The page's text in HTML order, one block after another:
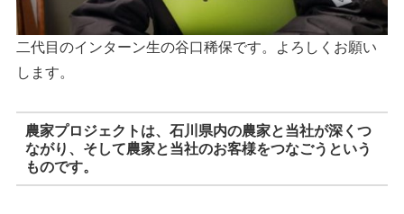
二代目のインターン生の谷口稀保です。よろしくお願い
します。
農家プロジェクトは、石川県内の農家と当社が深くつ
ながり、そして農家と当社のお客様をつなごうという
ものです。